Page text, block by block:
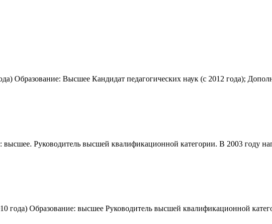
Образование: Высшее Кандидат педагогических наук (с 2012 года);
высшее. Руководитель высшей квалификационной категории. В 2003 году
года) Образование: высшее Руководитель высшей квалификационной